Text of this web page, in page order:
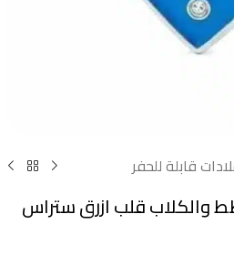
قابلة للحفر
والكلاب قلب ازرق ستراس